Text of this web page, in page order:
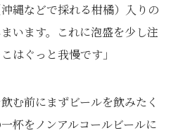
縄などで採れる柑橘）入りの
います。これに泡盛を少し注
はぐっと我慢です」
む前にまずビールを飲みたく
杯をノンアルコールビールに